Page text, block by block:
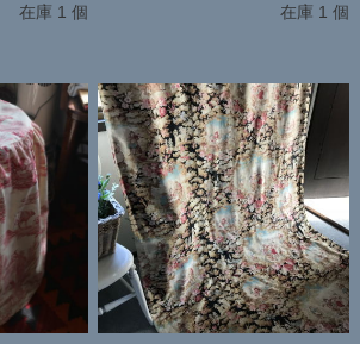
在庫 1 個
在庫 1 個